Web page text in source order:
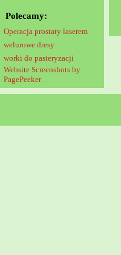
Polecamy:
Operacja prostaty laserem
welurowe dresy
worki do pasteryzacji
Website Screenshots by
PagePeeker